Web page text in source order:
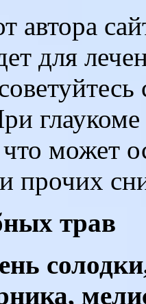
автора
для
может
прочих
трав